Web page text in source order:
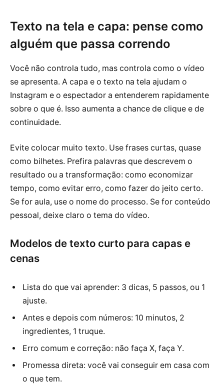
Texto na tela e capa: pense como
alguém que passa correndo
Você não controla tudo, mas controla como o vídeo
se apresenta. A capa e o texto na tela ajudam o
Instagram e o espectador a entenderem rapidamente
sobre o que é. Isso aumenta a chance de clique e de
continuidade.
Evite colocar muito texto. Use frases curtas, quase
como bilhetes. Prefira palavras que descrevem o
resultado ou a transformação: como economizar
tempo, como evitar erro, como fazer do jeito certo.
Se for aula, use o nome do processo. Se for conteúdo
pessoal, deixe claro o tema do vídeo.
Modelos de texto curto para capas e
cenas
Lista do que vai aprender: 3 dicas, 5 passos, ou 1
ajuste.
Antes e depois com números: 10 minutos, 2
ingredientes, 1 truque.
Erro comum e correção: não faça X, faça Y.
Promessa direta: você vai conseguir em casa com
o que tem.